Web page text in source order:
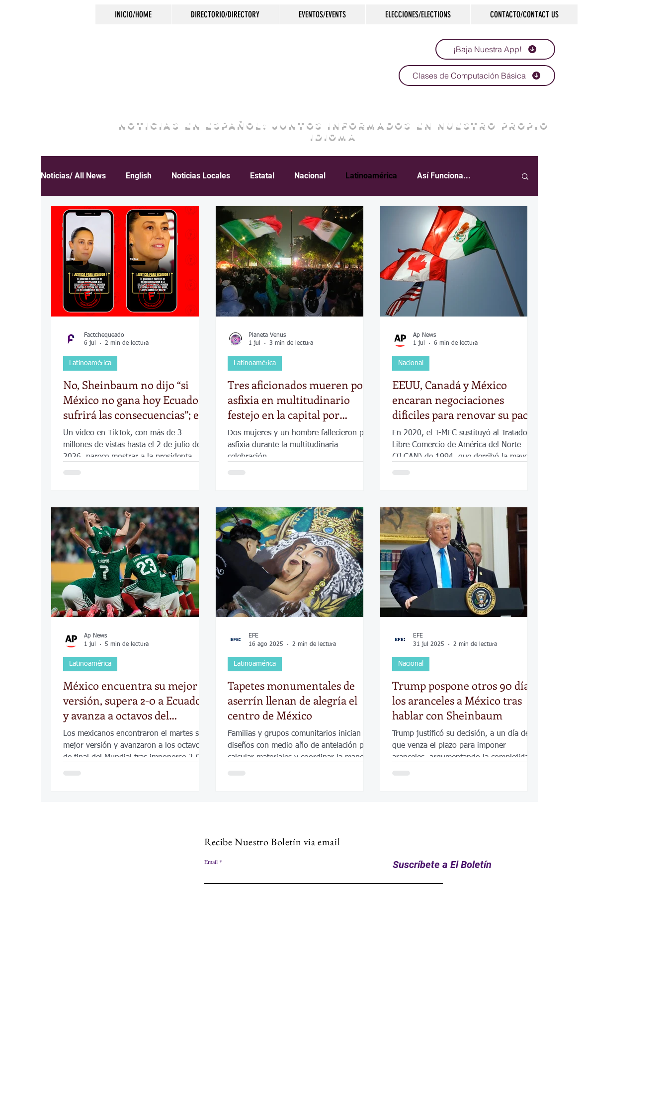
INICIO/HOME DIRECTORIO/DIRECTORY EVENTOS/EVENTS ELECCIONES/ELECTIONS CONTACTO/CONTACT US
¡Baja Nuestra App!
Clases de Computación Básica
NOTICIAS EN ESPAÑOL: JUNTOS INFORMADOS EN NUESTRO PROPIO
IDIOMA
Noticias/ All News English Noticias Locales Estatal Nacional Latinoamérica Así Funciona...
Español Educación Inmigración Crimen Negocios Salud Deportes
COVID-19 Política Tecnología Economía Elecciones Clima Vivienda Escuelas Calles
Desamparados Carreteras Comunidad Historias que inspiran Gobierno Espectáculos
No, Sheinbaum no dijo “si
México no gana hoy Ecuador
sufrirá las consecuencias”; es
un video creado con IA
Un video en TikTok, con más de 3
millones de vistas hasta el 2 de julio de
2026, parece mostrar a la presidenta
artificial (IA).
Latinoamérica
Factchequeado
6 jul
2 min de lectura
Tres aficionados mueren por
asfixia en multitudinario
festejo en la capital por
victoria de México
Dos mujeres y un hombre fallecieron por
asfixia durante la multitudinaria
celebración
Latinoamérica
Planeta Venus
1 jul
3 min de lectura
EEUU, Canadá y México
encaran negociaciones
difíciles para renovar su pacto
comercial
En 2020, el T-MEC sustituyó al Tratado de
Libre Comercio de América del Norte
(TLCAN) de 1994, que derribó la mayoría
Nacional
Ap News
1 jul
6 min de lectura
México encuentra su mejor
versión, supera 2-0 a Ecuador
y avanza a octavos del
Mundial
Los mexicanos encontraron el martes su
mejor versión y avanzaron a los octavos
de final del Mundial tras imponerse 2-0 a
Latinoamérica
Ap News
1 jul
5 min de lectura
Tapetes monumentales de
aserrín llenan de alegría el
centro de México
Familias y grupos comunitarios inician los
diseños con medio año de antelación para
calcular materiales y coordinar la mano de
Latinoamérica
EFE
16 ago 2025
2 min de lectura
Trump pospone otros 90 días
los aranceles a México tras
hablar con Sheinbaum
Trump justificó su decisión, a un día de
que venza el plazo para imponer
aranceles, argumentando la complejidad
Nacional
EFE
31 jul 2025
2 min de lectura
Recibe Nuestro Boletín via email
Email Suscríbete a El Boletín